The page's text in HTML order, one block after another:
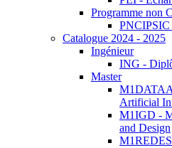
Programme non
Catalogue 2024 - 2025
Ingénieur
ING -
Master
Artificial
M1IGD -
and Design